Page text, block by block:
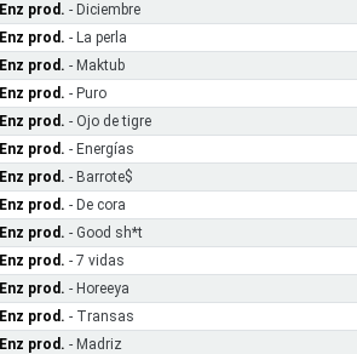
Enz prod. - Diciembre
Enz prod. - La perla
Enz prod. - Maktub
Enz prod. - Puro
Enz prod. - Ojo de tigre
Enz prod. - Energías
Enz prod. - Barrote$
Enz prod. - De cora
Enz prod. - Good sh*t
Enz prod. - 7 vidas
Enz prod. - Horeeya
Enz prod. - Transas
Enz prod. - Madriz